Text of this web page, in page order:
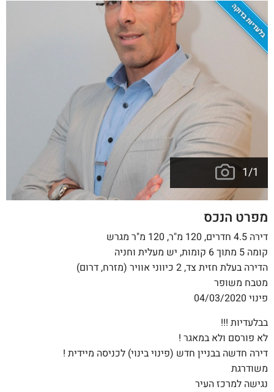
בלעדיות בדוקה
1/1
מפרט הנכס
דירה 4.5 חדרים, 120 מ"ר, 120 מ"ר מגרש
קומה 5 מתוך 6 קומות, יש מעלית וחניה
הדירה בעלת חזית צד, 2 כיווני אוויר (מזרח, דרום)
מטבח משופר
פינוי 04/03/2020
בבלעדיות !!!
לא פורסם ולא במאגר !
דירה חדשה בבניין חדש (פינוי בינוי) לכניסה מיידית !
משודרגת
נגישה למרכז העיר